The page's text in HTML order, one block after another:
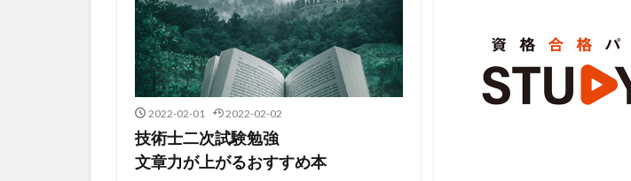
2022-02-01 2022-02-02
技術士二次試験勉強
文章力が上がるおすすめ本